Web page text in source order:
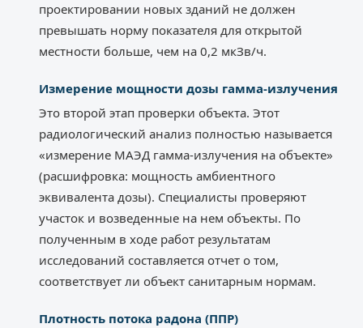
проектировании новых зданий не должен
превышать норму показателя для открытой
местности больше, чем на 0,2 мкЗв/ч.
Измерение мощности дозы гамма-излучения
Это второй этап проверки объекта. Этот
радиологический анализ полностью называется
«измерение МАЭД гамма-излучения на объекте»
(расшифровка: мощность амбиентного
эквивалента дозы). Специалисты проверяют
участок и возведенные на нем объекты. По
полученным в ходе работ результатам
исследований составляется отчет о том,
соответствует ли объект санитарным нормам.
Плотность потока радона (ППР)